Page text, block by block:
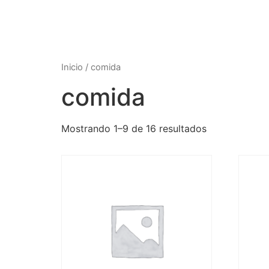
Inicio / comida
comida
Mostrando 1–9 de 16 resultados